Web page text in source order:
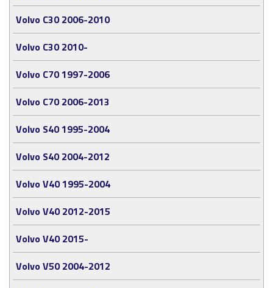
Volvo C30 2006-2010
Volvo C30 2010-
Volvo C70 1997-2006
Volvo C70 2006-2013
Volvo S40 1995-2004
Volvo S40 2004-2012
Volvo V40 1995-2004
Volvo V40 2012-2015
Volvo V40 2015-
Volvo V50 2004-2012